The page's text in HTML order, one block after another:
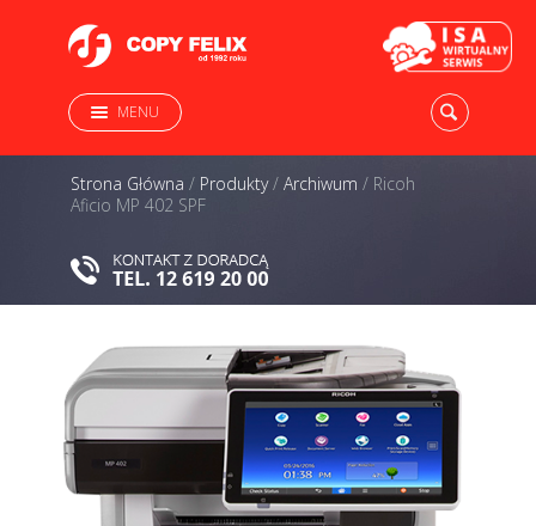
MENU
Strona Główna / Produkty/ Archiwum / Ricoh
Aficio MP 402 SPF